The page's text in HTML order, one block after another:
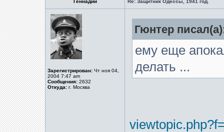
Геннадий Re: Защитник Одессы, 1941 год.
Зарегистрирован: Чт ноя 04,
2004 7:47 am
Сообщения: 2632
Откуда: г. Москва
Гюнтер
ему еще
делать ...